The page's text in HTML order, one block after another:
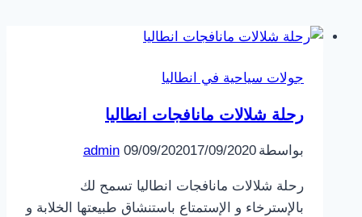
جولات سياحية في انطاليا
رحلة شلالات مانافجات انطاليا
بواسطة admin 09/09/202017/09/2020
رحلة شلالات مانافجات انطاليا تسمح لك
بالإسترخاء و الإستمتاع باستنشاق طبيعتها الخلابة و